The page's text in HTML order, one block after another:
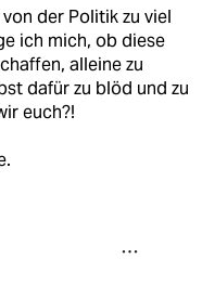
der Politik zu viel
ich mich, ob diese
alleine zu
dafür zu blöd und zu
euch?!